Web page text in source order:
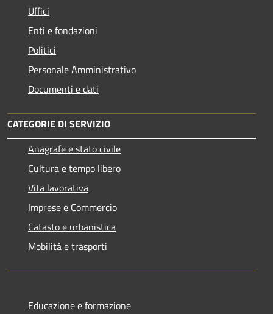
Uffici
Enti e fondazioni
Politici
Personale Amministrativo
Documenti e dati
CATEGORIE DI SERVIZIO
Anagrafe e stato civile
Cultura e tempo libero
Vita lavorativa
Imprese e Commercio
Catasto e urbanistica
Mobilità e trasporti
Educazione e formazione